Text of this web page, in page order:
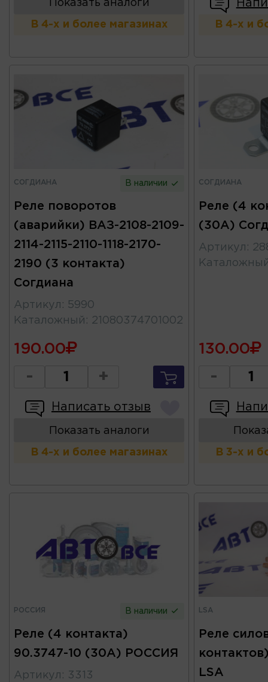
Показать аналоги
В 4-х и более магазинах В 4-х и
СОГДИАНА В наличии
Реле поворотов
(аварийки) ВАЗ-2108-2109-
2114-2115-2110-1118-2170-
2190 (3 контакта)
Согдиана
Артикул : 5990
Каталожный : 21080374701002
190.00
- +
Написать отзыв
Показать аналоги
В 4-х и более магазинах
СОГДИАНА
Реле (4
(30А)
Артикул :
130.00
-
В 3-х и
РОССИЯ В наличии
Реле (4 контакта)
90.3747-10 (30А) РОССИЯ
Артикул : 3313
LSA
Реле
LSA